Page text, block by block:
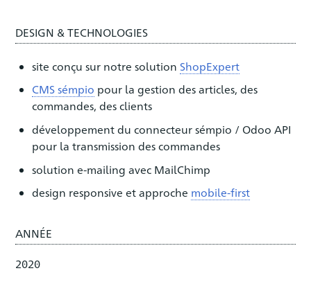
DESIGN & TECHNOLOGIES
site conçu sur notre solution ShopExpert
CMS sémpio pour la gestion des articles, des
commandes, des clients
développement du connecteur sémpio / Odoo API
pour la transmission des commandes
solution e-mailing avec MailChimp
design responsive et approche mobile-first
ANNÉE
2020